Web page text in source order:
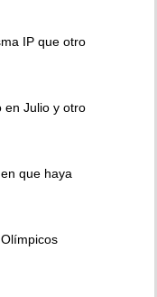
IP que otro
en Julio y otro
que haya